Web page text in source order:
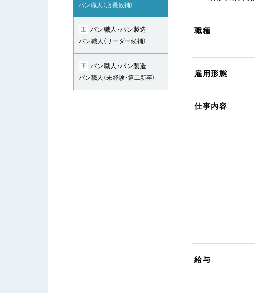
パン職人（店長候補）
正 パン職人・パン製造
パン職人（リーダー候補）
正 パン職人・パン製造
パン職人（未経験・第二新卒）
職種
雇用形態
仕事内容
給与